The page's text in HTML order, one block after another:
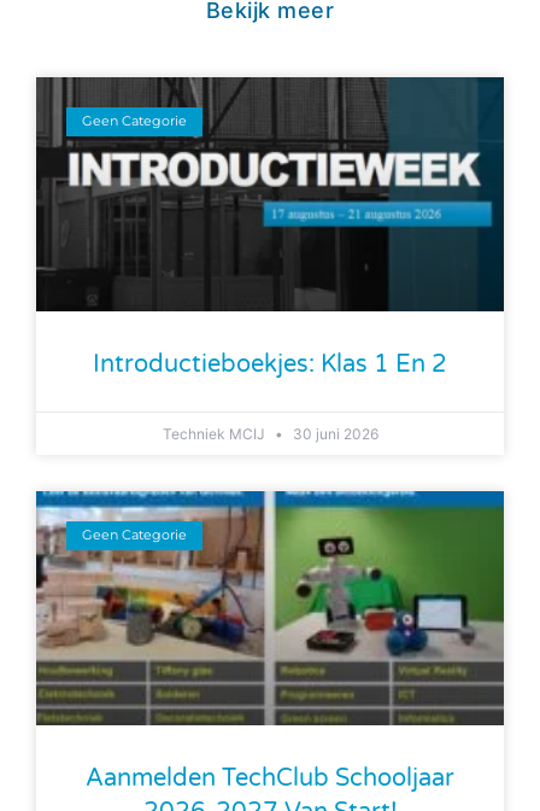
Bekijk meer
Geen Categorie
Introductieboekjes: Klas 1 En 2
Techniek MCIJ 30 juni 2026
Geen Categorie
Aanmelden TechClub Schooljaar